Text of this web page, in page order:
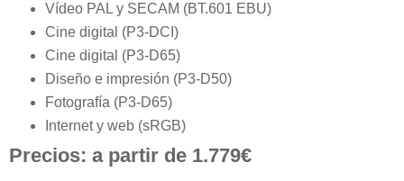
Vídeo PAL y SECAM (BT.601 EBU)
Cine digital (P3-DCI)
Cine digital (P3-D65)
Diseño e impresión (P3-D50)
Fotografía (P3-D65)
Internet y web (sRGB)
Precios: a partir de 1.779€